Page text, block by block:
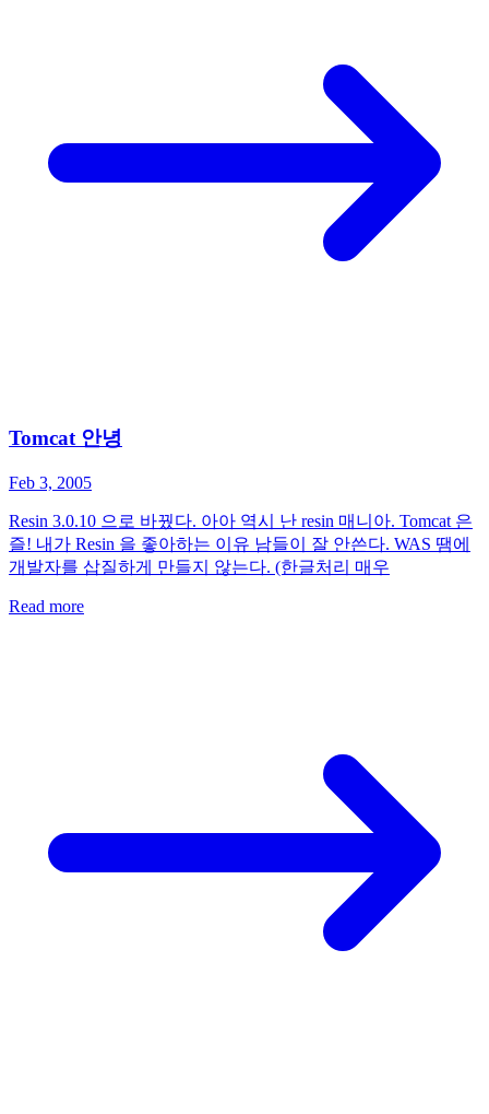
Tomcat 안녕
Feb 3, 2005
Resin 3.0.10 으로 바꿨다. 아아 역시 난 resin 매니아. Tomcat 은
즐! 내가 Resin 을 좋아하는 이유 남들이 잘 안쓴다. WAS 땜에
개발자를 삽질하게 만들지 않는다. (한글처리 매우
Read more